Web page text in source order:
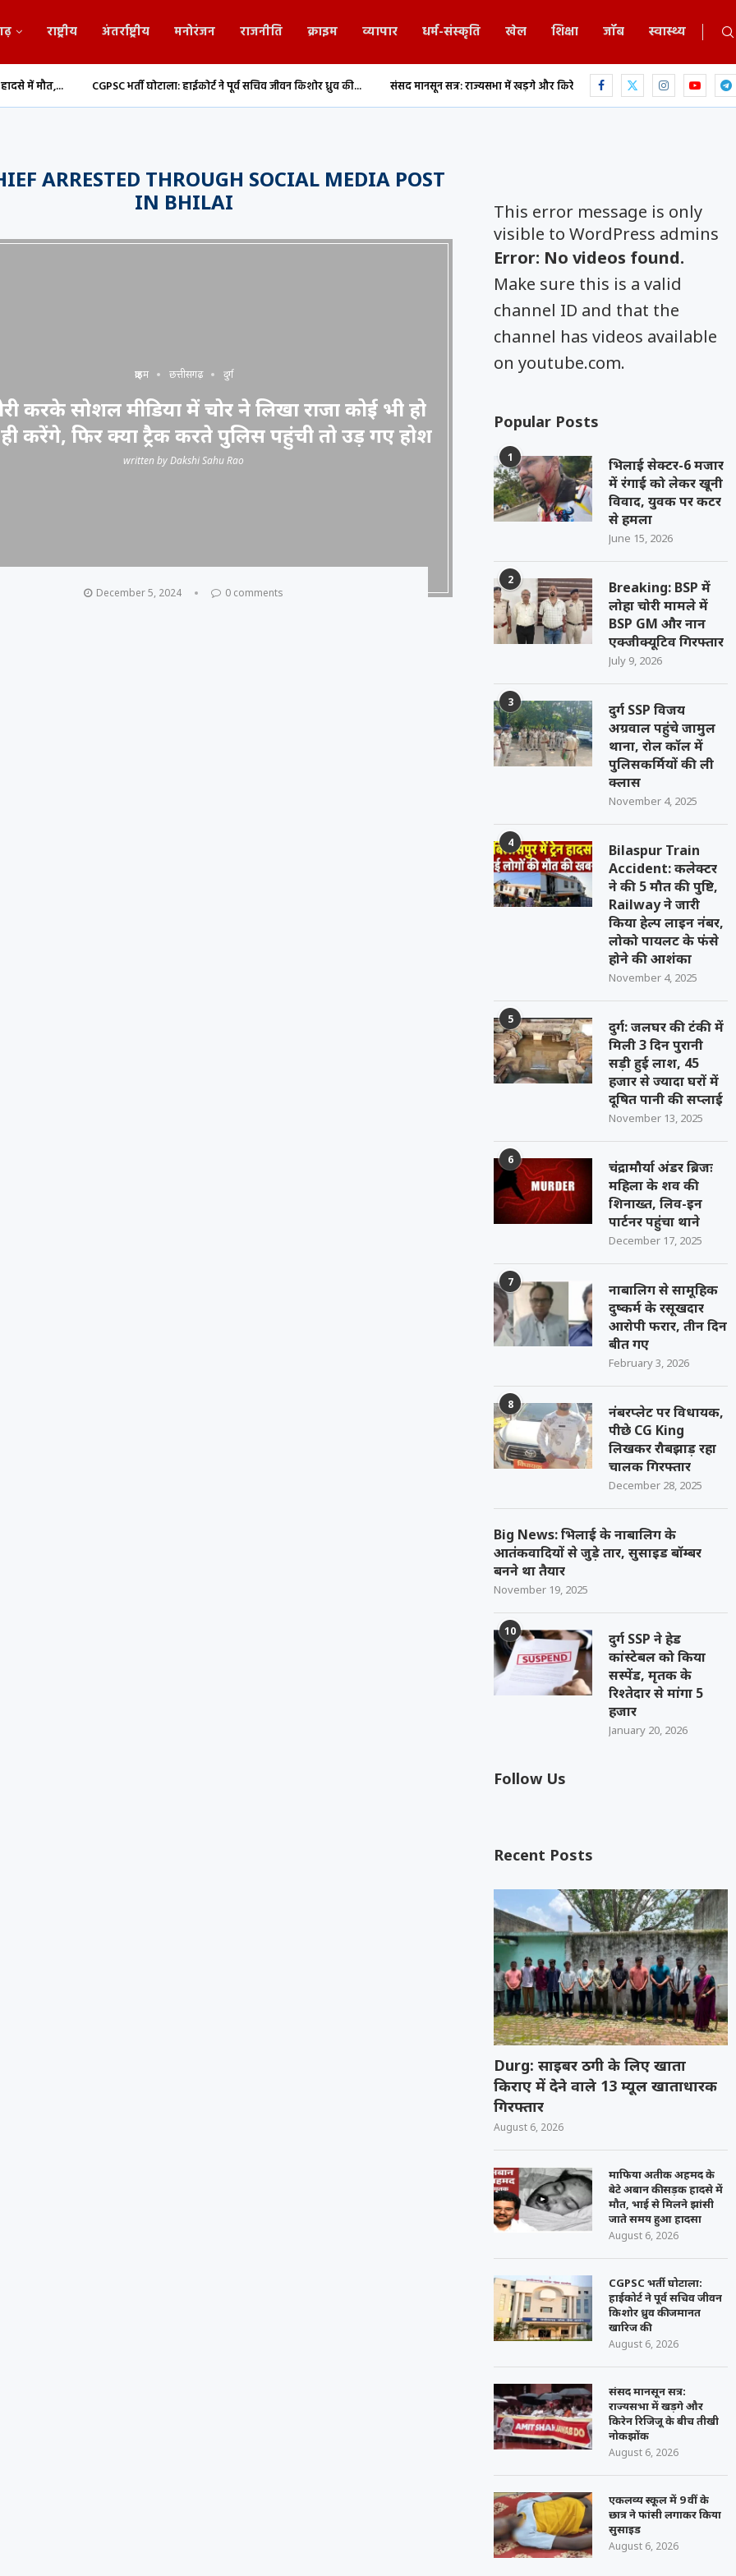
राष्ट्रीय अंतर्राष्ट्रीय मनोरंजन राजनीति क्राइम व्यापार धर्म-संस्कृति खेल शिक्षा जॉब स्वास्थ्य
CGPSC भर्ती घोटाला: हाईकोर्ट ने पूर्व सचिव जीवन किशोर ध्रुव की... संसद मानसून सत्र: राज्यसभा में खड़गे और किरेन रिजिजू के बीच... एकलव्य स्कूल में 9 वीं के
ARRESTED THROUGH SOCIAL MEDIA POST
IN BHILAI
क्राइम छत्तीसगढ़ दुर्ग
करके सोशल मीडिया में चोर ने लिखा राजा कोई भी हो
करेंगे, फिर क्या ट्रैक करते पुलिस पहुंची तो उड़ गए होश
written byDakshi Sahu Rao
December 5, 2024 0 comments
This error message is only
visible to WordPress admins
Error: No videos found.
Make sure this is a valid
channel ID and that the
channel has videos available
on youtube.com.
Popular Posts
1
भिलाई सेक्टर-6 मजार
में रंगाई को लेकर खूनी
विवाद, युवक पर कटर
से हमला
June 15, 2026
2
Breaking: BSP में
लोहा चोरी मामले में
BSP GM और नान
एक्जीक्यूटिव गिरफ्तार
July 9, 2026
3
दुर्ग SSP विजय
अग्रवाल पहुंचे जामुल
थाना, रोल कॉल में
पुलिसकर्मियों की ली
क्लास
November 4, 2025
4
Bilaspur Train
Accident: कलेक्टर
ने की 5 मौत की पुष्टि,
Railway ने जारी
किया हेल्प लाइन नंबर,
लोको पायलट के फंसे
होने की आशंका
November 4, 2025
5
दुर्ग: जलघर की टंकी में
मिली 3 दिन पुरानी
सड़ी हुई लाश, 45
हजार से ज्यादा घरों में
दूषित पानी की सप्लाई
November 13, 2025
6
चंद्रामौर्या अंडर ब्रिजः
महिला के शव की
शिनाख्त, लिव-इन
पार्टनर पहुंचा थाने
December 17, 2025
7
नाबालिग से सामूहिक
दुष्कर्म के रसूखदार
आरोपी फरार, तीन दिन
बीत गए
February 3, 2026
8
नंबरप्लेट पर विधायक,
पीछे CG King
लिखकर रौबझाड़ रहा
चालक गिरफ्तार
December 28, 2025
Big News: भिलाई के नाबालिग के
आतंकवादियों से जुड़े तार, सुसाइड बॉम्बर
बनने था तैयार
November 19, 2025
10
दुर्ग SSP ने हेड
कांस्टेबल को किया
सस्पेंड, मृतक के
रिश्तेदार से मांगा 5
हजार
January 20, 2026
Follow Us
Recent Posts
Durg: साइबर ठगी के लिए खाता
किराए में देने वाले 13 म्यूल खाताधारक
गिरफ्तार
August 6, 2026
माफिया अतीक अहमद के
बेटे अबान की सड़क हादसे में
मौत, भाई से मिलने झांसी
जाते समय हुआ हादसा
August 6, 2026
CGPSC भर्ती घोटाला:
हाईकोर्ट ने पूर्व सचिव जीवन
किशोर ध्रुव की जमानत
खारिज की
August 6, 2026
संसद मानसून सत्र:
राज्यसभा में खड़गे और
किरेन रिजिजू के बीच तीखी
नोकझोंक
August 6, 2026
एकलव्य स्कूल में 9 वीं के
छात्र ने फांसी लगाकर किया
सुसाइड
August 6, 2026